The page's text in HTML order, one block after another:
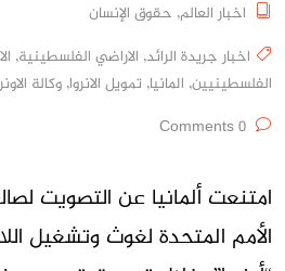
اخبار العالم, حقوق الإنسان
اخبار جريدة الرائد, الاراضي الفلسطينية,
الفلسطينيين, المانيا, تمويل الانروا, وكالة
امتنعت ألمانيا عن التصويت
الأمم المتحدة لغوث وتشغيل